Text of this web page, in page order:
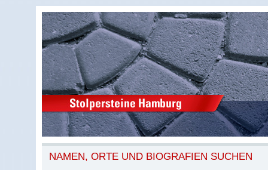
NAMEN, ORTE UND BIOGRAFIEN SUCHEN